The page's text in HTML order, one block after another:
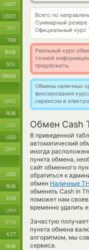
Всего по
Суммарный резерв
Официальный курс
Реальный курс
точной
предложить.
Обмены наличных
фиксирования
сервисом в
Обмен Cash
В приведенной
автоматический
иногда
пункта обмена,
сайт обменного
обратиться к
обмен Наличные
обменять Cash in
поможет нам
временно удалить
Зачастую
пункта обмена
алгоритмом, мы
сервиса.
USDT
USDC
ZEC
TRX
BNB
SOL
GRAM
WMZ
RUB
USD
USD
CNY
USD
RUB
EUR
UAH
BYN
KZT
RUB